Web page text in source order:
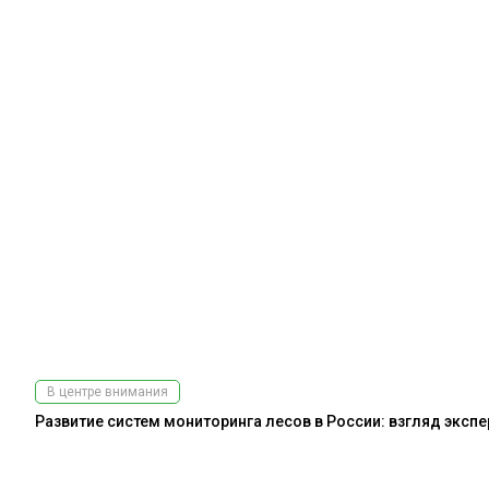
В центре внимания
Развитие систем мониторинга лесов в России: взгляд